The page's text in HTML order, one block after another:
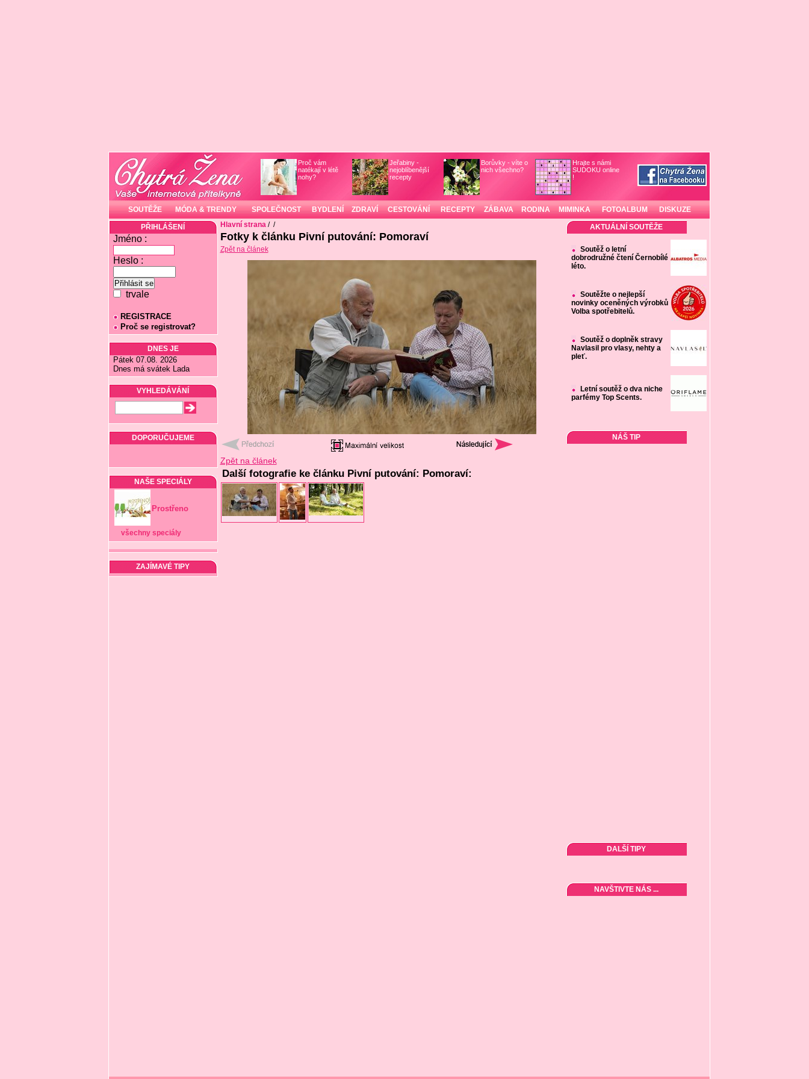
Proč vám
natékají v létě
nohy?
Jeřabiny -
nejoblíbenější
recepty
Borůvky - víte o
nich všechno?
Hrajte s námi
SUDOKU online
!
SOUTĚŽE MÓDA & TRENDY SPOLEČNOST BYDLENÍ ZDRAVÍ CESTOVÁNÍ RECEPTY ZÁBAVA RODINA MIMINKA FOTOALBUM DISKUZE
PŘIHLÁŠENÍ
Jméno :
Heslo :
trvale
REGISTRACE
Proč se registrovat?
DNES JE
Pátek 07.08. 2026
Dnes má svátek Lada
VYHLEDÁVÁNÍ
DOPORUČUJEME
NAŠE SPECIÁLY
Prostřeno
všechny speciály
ZAJÍMAVÉ TIPY
Hlavní strana/ /
Fotky k článku Pivní putování: Pomoraví
Zpět na článek
Zpět na článek
Další fotografie ke článku Pivní putování: Pomoraví:
AKTUÁLNÍ SOUTĚŽE
Soutěž o letní
dobrodružné čtení Černobílé
léto.
Soutěžte o nejlepší
novinky oceněných výrobků
Volba spotřebitelů.
Soutěž o doplněk stravy
Navlasil pro vlasy, nehty a
pleť.
Letní soutěž o dva niche
parfémy Top Scents.
NÁŠ TIP
DALŠÍ TIPY
NAVŠTIVTE NÁS ...